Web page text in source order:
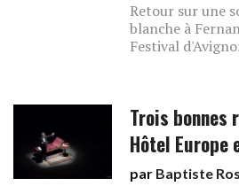
Retour sur une
blanche à
Festival
Trois bonnes
Hôtel Europe
par Baptiste